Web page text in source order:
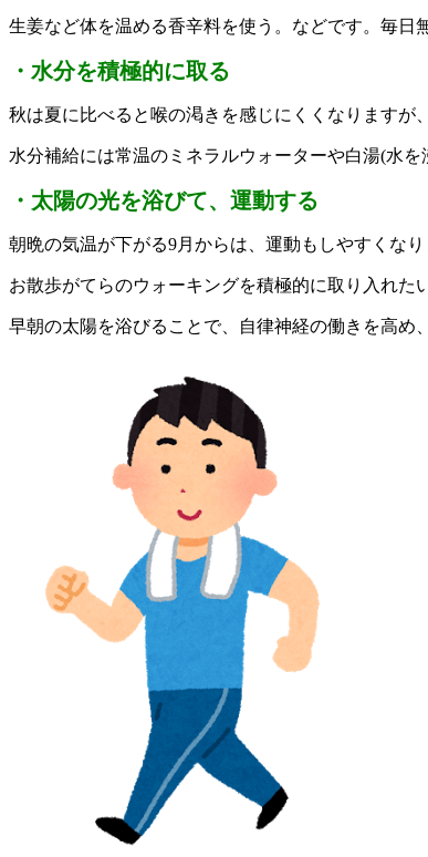
生姜など体を温める香辛料を使う。などです。毎日
・水分を積極的に取る
秋は夏に比べると喉の渇きを感じにくくなりますが
水分補給には常温のミネラルウォーターや白湯(水を
・太陽の光を浴びて、運動する
朝晩の気温が下がる9月からは、運動もしやすくなり
お散歩がてらのウォーキングを積極的に取り入れた
早朝の太陽を浴びることで、自律神経の働きを高め